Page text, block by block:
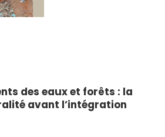
des eaux et forêts : la
avant l’intégration